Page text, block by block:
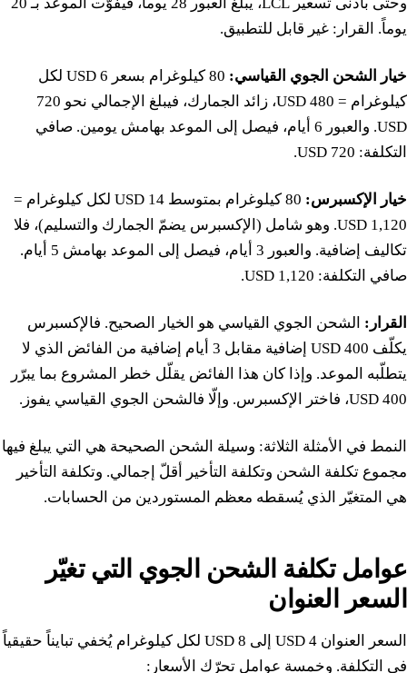
يوماً. القرار: غير قابل للتطبيق.
خيار الشحن الجوي القياسي:
80 كيلوغرام بسعر 6 USD لكل
كيلوغرام = 480 USD، زائد الجمارك، فيبلغ الإجمالي نحو 720
USD. والعبور 6 أيام، فيصل إلى الموعد بهامش يومين. صافي
التكلفة: 720 USD.
خيار الإكسبرس:
80 كيلوغرام بمتوسط 14 USD لكل كيلوغرام =
1,120 USD. وهو شامل (الإكسبرس يضمّ الجمارك والتسليم)، فلا
تكاليف إضافية. والعبور 3 أيام، فيصل إلى الموعد بهامش 5 أيام.
صافي التكلفة: 1,120 USD.
القرار: الشحن الجوي القياسي هو الخيار الصحيح. فالإكسبرس
يكلّف 400 USD إضافية مقابل 3 أيام إضافية من الفائض الذي لا
يتطلّبه الموعد. وإذا كان هذا الفائض يقلّل خطر المشروع بما يبرّر
400 USD، فاختر الإكسبرس. وإلّا فالشحن الجوي القياسي يفوز.
النمط في الأمثلة الثلاثة: وسيلة الشحن الصحيحة هي التي يبلغ فيها
مجموع تكلفة الشحن وتكلفة التأخير أقلّ إجمالي. وتكلفة التأخير
هي المتغيّر الذي يُسقطه معظم المستوردين من الحسابات.
عوامل تكلفة الشحن الجوي التي تغيّر
السعر العنوان
السعر العنوان 4 USD إلى 8 USD لكل كيلوغرام يُخفي تبايناً حقيقياً
في التكلفة. وخمسة عوامل تحرّك الأسعار: